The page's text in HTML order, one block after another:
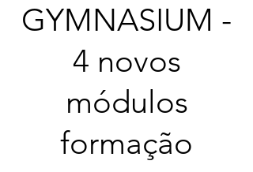
GYMNASIUM -
4 novos
módulos
formação